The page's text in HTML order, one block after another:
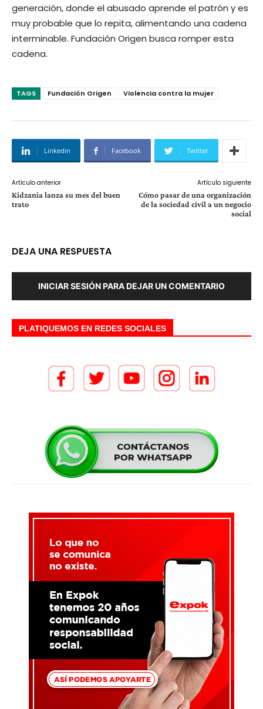
generación, donde el abusado aprende el patrón y es
muy probable que lo repita, alimentando una cadena
interminable. Fundación Origen busca romper esta
cadena.
TAGS Fundación Origen Violencia contra la mujer
Linkedin Facebook Twitter
Artículo anterior
Kidzania lanza su mes del buen
trato
Artículo siguiente
Cómo pasar de una organización
de la sociedad civil a un negocio
social
DEJA UNA RESPUESTA
INICIAR SESIÓN PARA DEJAR UN COMENTARIO
PLATIQUEMOS EN REDES SOCIALES